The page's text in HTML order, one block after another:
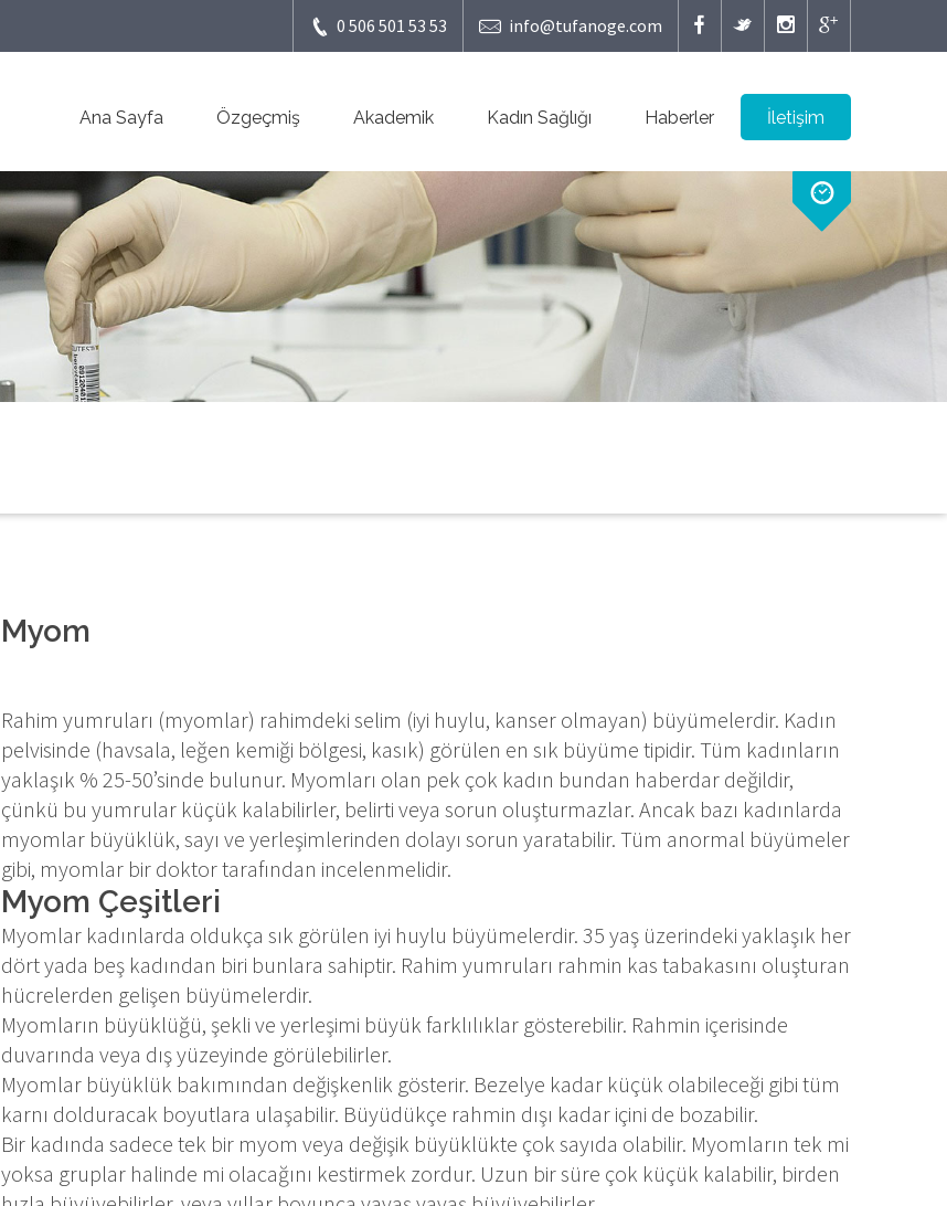
0 506 501 53 53 info@tufanoge.com
Ana Sayfa Özgeçmiş Akademik Kadın Sağlığı Haberler İletişim
Myom
Rahim yumruları (myomlar) rahimdeki selim (iyi huylu, kanser olmayan) büyümelerdir. Kadın
pelvisinde (havsala, leğen kemiği bölgesi, kasık) görülen en sık büyüme tipidir. Tüm kadınların
yaklaşık % 25-50’sinde bulunur. Myomları olan pek çok kadın bundan haberdar değildir,
çünkü bu yumrular küçük kalabilirler, belirti veya sorun oluşturmazlar. Ancak bazı kadınlarda
myomlar büyüklük, sayı ve yerleşimlerinden dolayı sorun yaratabilir. Tüm anormal büyümeler
gibi, myomlar bir doktor tarafından incelenmelidir.
Myom Çeşitleri
Myomlar kadınlarda oldukça sık görülen iyi huylu büyümelerdir. 35 yaş üzerindeki yaklaşık her
dört yada beş kadından biri bunlara sahiptir. Rahim yumruları rahmin kas tabakasını oluşturan
hücrelerden gelişen büyümelerdir.
Myomların büyüklüğü, şekli ve yerleşimi büyük farklılıklar gösterebilir. Rahmin içerisinde
duvarında veya dış yüzeyinde görülebilirler.
Myomlar büyüklük bakımından değişkenlik gösterir. Bezelye kadar küçük olabileceği gibi tüm
karnı dolduracak boyutlara ulaşabilir. Büyüdükçe rahmin dışı kadar içini de bozabilir.
Bir kadında sadece tek bir myom veya değişik büyüklükte çok sayıda olabilir. Myomların tek mi
yoksa gruplar halinde mi olacağını kestirmek zordur. Uzun bir süre çok küçük kalabilir, birden